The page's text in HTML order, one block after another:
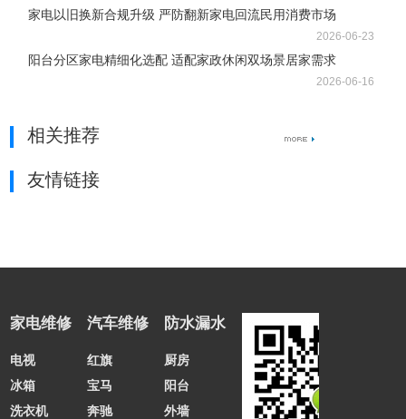
家电以旧换新合规升级 严防翻新家电回流民用消费市场
2026-06-23
阳台分区家电精细化选配 适配家政休闲双场景居家需求
2026-06-16
相关推荐
友情链接
家电维修
电视
冰箱
洗衣机
汽车维修
红旗
宝马
奔驰
防水漏水
厨房
阳台
外墙